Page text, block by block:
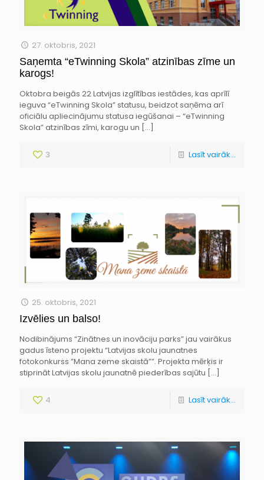
27. oktobris, 2021
Saņemta “eTwinning Skola” atzinības zīme un
karogs!
Oktobra beigās 22 Latvijas izglītības iestādes, kas aprīlī
ieguva “eTwinning Skola” statusu, beidzot saņēma arī
oficiālu apliecinājumu statusa iegūšanai – “eTwinning
Skola” atzinības zīmi, karogu un […]
3 Lasīt vairāk...
25. oktobris, 2021
Izvēlies un balso!
Nodibinājums “Zinātnes un inovāciju parks” jau vairākus
gadus īsteno projektu “Latvijas skolu jaunatnes
fotokonkurss ”Mana zeme skaistā””. Projekta mērķis ir
stiprināt Latvijas skolu jaunatnē piederības sajūtu […]
4 Lasīt vairāk...